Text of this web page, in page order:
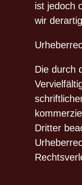
ist jedoch
wir
Die durch
Dritter